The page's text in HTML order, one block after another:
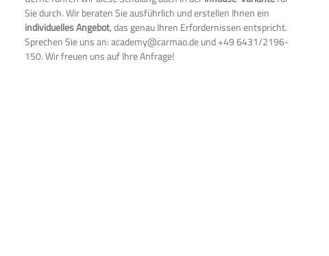
Sie durch. Wir beraten Sie ausführlich und erstellen Ihnen ein
individuelles Angebot, das genau Ihren Erfordernissen entspricht.
Sprechen Sie uns an: academy@carmao.de und +49 6431/2196-
150. Wir freuen uns auf Ihre Anfrage!